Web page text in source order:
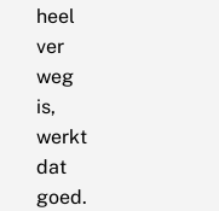
heel
ver
weg
is,
werkt
dat
goed.